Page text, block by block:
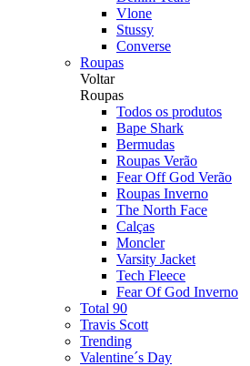
Vlone
Stussy
Converse
Roupas
Voltar
Roupas
Todos os produtos
Bape Shark
Bermudas
Roupas Verão
Fear Off God Verão
Roupas Inverno
The North Face
Calças
Moncler
Varsity Jacket
Tech Fleece
Fear Of God Inverno
Total 90
Travis Scott
Trending
Valentine´s Day